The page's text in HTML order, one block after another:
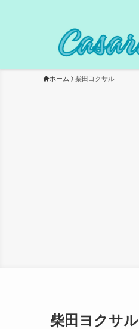
ホーム 柴田ヨクサル
柴田ヨクサル